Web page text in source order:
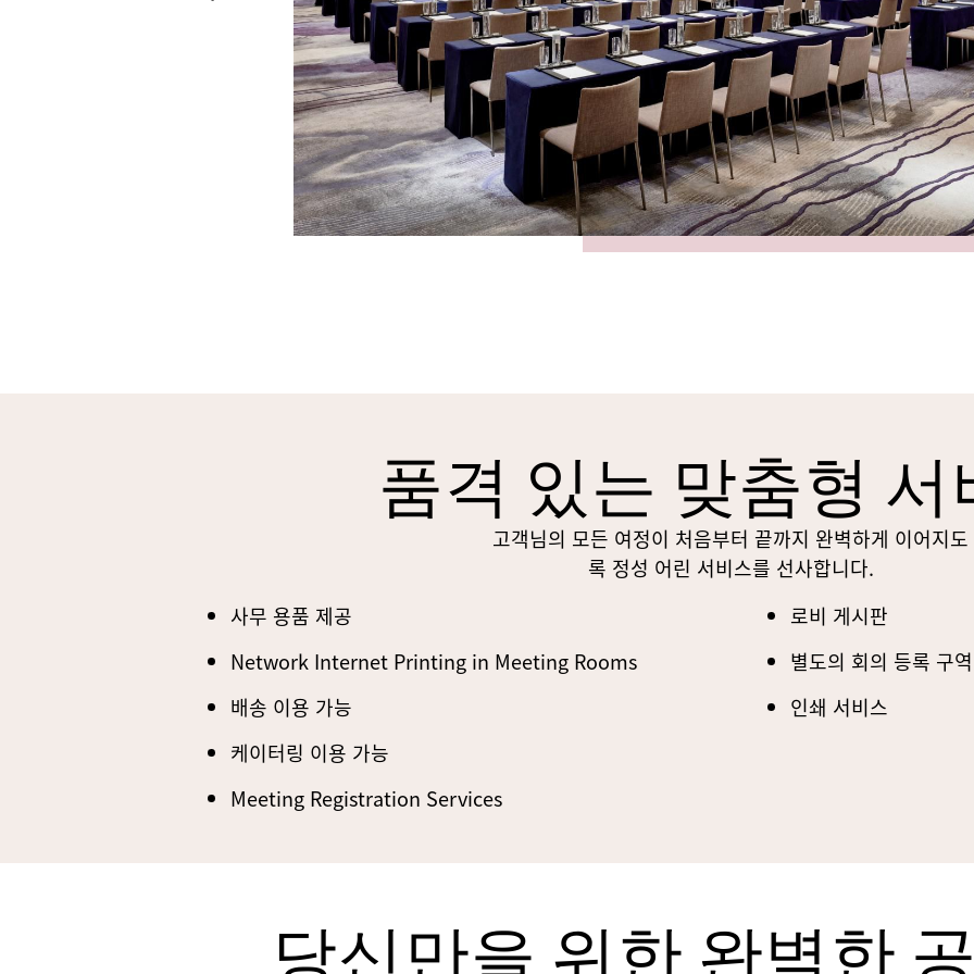
품격 있는 맞춤형 서
고객님의 모든 여정이 처음부터 끝까지 완벽하게 이어지도
록 정성 어린 서비스를 선사합니다.
사무 용품 제공
Network Internet Printing in Meeting Rooms
배송 이용 가능
케이터링 이용 가능
Meeting Registration Services
로비 게시판
별도의 회의 등록 구
인쇄 서비스
당신만을 위한 완벽한